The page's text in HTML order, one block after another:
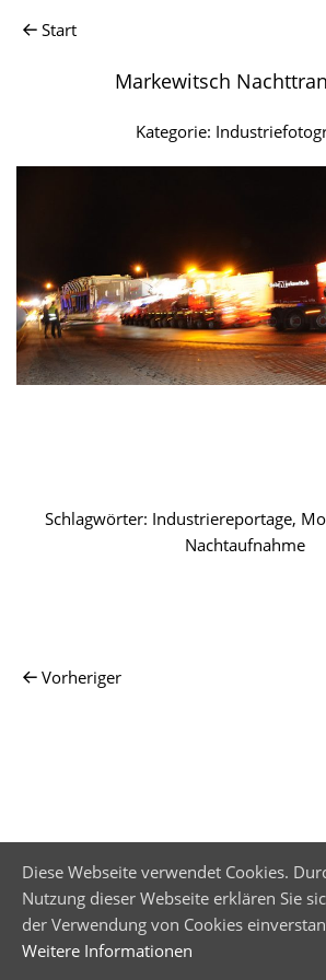
Start
Markewitsch
Kategorie:
Schlagwörter: Industriereportage,
Nachtaufnahme
Vorheriger
Diese Webseite verwendet Cookies.
Nutzung dieser Webseite erklären Sie
der Verwendung von Cookies
Weitere Informationen